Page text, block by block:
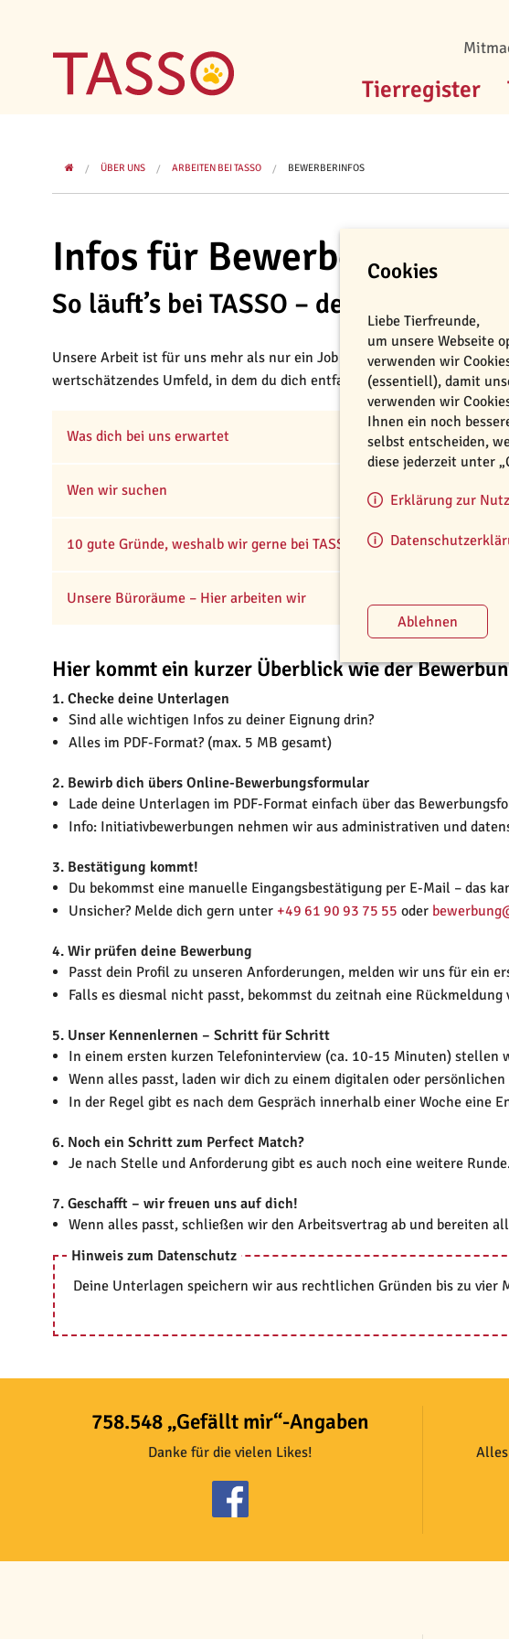
Tierregister
ÜBER UNS ARBEITEN BEI TASSO BEWERBERINFOS
Infos für Bewerbende
So läuft’s bei TASSO – dein Weg zu uns
Unsere Arbeit ist für uns mehr als nur ein Job – sie ist eine echte
wertschätzendes Umfeld, in dem du dich entfalten, wachsen und Sinn
Was dich bei uns erwartet
Wen wir suchen
10 gute Gründe, weshalb wir gerne bei TASSO arbeiten
Unsere Büroräume – Hier arbeiten wir
Hier kommt ein kurzer Überblick wie der
1. Checke deine Unterlagen
Sind alle wichtigen Infos zu deiner Eignung drin?
Alles im PDF-Format? (max. 5 MB gesamt)
2. Bewirb dich übers Online-Bewerbungsformular
Lade deine Unterlagen im PDF-Format einfach über das
Info: Initiativbewerbungen nehmen wir aus administrativen und
3. Bestätigung kommt!
Du bekommst eine manuelle Eingangsbestätigung per E-Mail – das
Unsicher? Melde dich gern unter +49 61 90 93 75 55 oder
4. Wir prüfen deine Bewerbung
Passt dein Profil zu unseren Anforderungen, melden wir uns für ein
Falls es diesmal nicht passt, bekommst du zeitnah eine Rückmeldung
5. Unser Kennenlernen – Schritt für Schritt
In einem ersten kurzen Telefoninterview (ca. 10-15 Minuten) stellen
Wenn alles passt, laden wir dich zu einem digitalen oder
In der Regel gibt es nach dem Gespräch innerhalb einer Woche
6. Noch ein Schritt zum Perfect Match?
Je nach Stelle und Anforderung gibt es auch noch eine weitere
7. Geschafft – wir freuen uns auf dich!
Wenn alles passt, schließen wir den Arbeitsvertrag ab und bereiten
Hinweis zum Datenschutz
Deine Unterlagen speichern wir aus rechtlichen Gründen bis zu vier
758.548 „Gefällt mir“-Angaben
Danke für die vielen Likes!
Cookies
Liebe Tierfreunde,
um unsere Webseite
verwenden wir
(essentiell), damit
verwenden wir
Ihnen ein noch
selbst entscheiden,
diese jederzeit unter
Erklärung zur